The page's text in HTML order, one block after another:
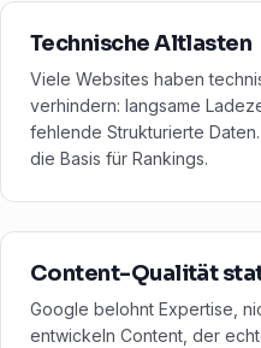
Technische Altlasten
Viele Websites haben
verhindern: langsame
fehlende Strukturierte
die Basis für Rankings.
Content-Qualität
Google belohnt Expertise,
entwickeln Content, der